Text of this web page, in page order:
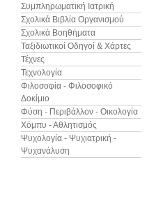
Συμπληρωματική Ιατρική
Σχολικά Βιβλία Οργανισμού
Σχολικά Βοηθήματα
Ταξιδιωτικοί Οδηγοί & Χάρτες
Τέχνες
Τεχνολογία
Φιλοσοφία - Φιλοσοφικό
Δοκίμιο
Φύση - Περιβάλλον - Οικολογία
Χόμπυ - Αθλητισμός
Ψυχολογία - Ψυχιατρική -
Ψυχανάλυση